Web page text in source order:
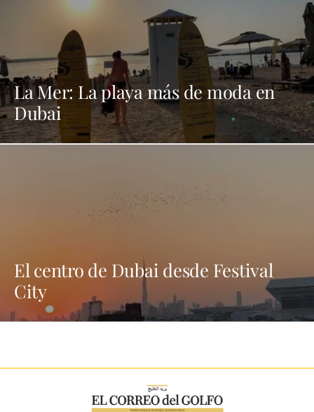
La Mer: La playa más de moda en
Dubai
El centro de Dubai desde Festival
City